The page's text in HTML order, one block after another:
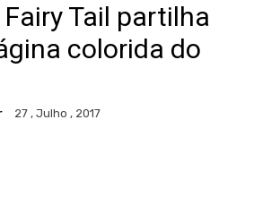
Tail partilha
colorida do
27 , Julho , 2017